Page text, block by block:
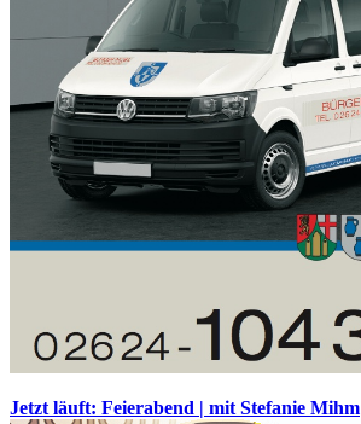
Jetzt läuft: Feierabend | mit Stefanie Mihm